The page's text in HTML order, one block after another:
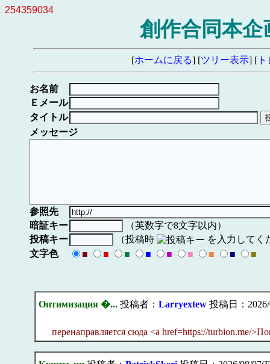
254359034
創作合同本
[ホームに戻る] [ツリー表示] [
お名前
Ｅメール
タイトル
メッセージ
参照先
暗証キー
（英数字で8文字以内）
投稿キー
（投稿時
を入力してく
文字色
■ ■ ■ ■ ■ ■ ■ ■ ■
Оптимизация �...投稿者： Larryextew投稿日：
перенаправляется сюда <a href=https://turbion.me/